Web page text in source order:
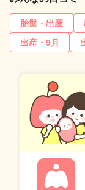
胎盤・出産
出産・9月